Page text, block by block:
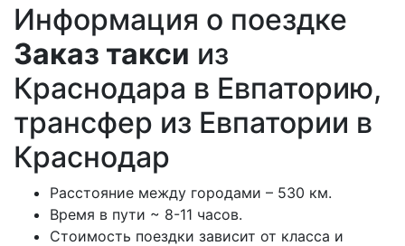
Информация о поездке
Заказ такси из
Краснодара в Евпаторию,
трансфер из Евпатории в
Краснодар
Расстояние между городами – 530 км.
Время в пути ~ 8-11 часов.
Стоимость поездки зависит от класса и